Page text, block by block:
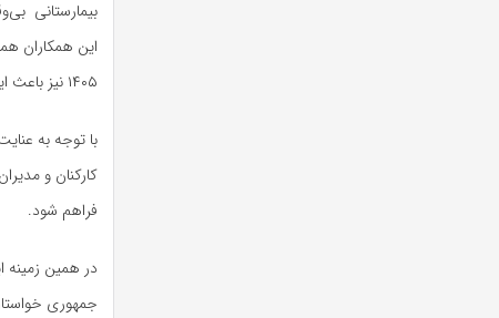
بیمارستانی
این همکاران
۱۴۰۵ نیز باعث ایجاد نارضایتی وسیع در بین کارکنان شریف نظام سلامت شده است
با توجه به
کارکنان و
فراهم شود.
جمهوری